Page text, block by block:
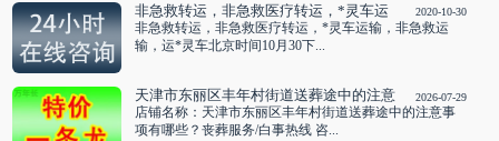
非急救转运，非急救医疗转运，*灵车运
输，非急救运输，运*灵车
2020-10-30
非急救转运，非急救医疗转运，*灵车运输，非急救运
输，运*灵车北京时间10月30下...
天津市东丽区丰年村街道送葬途中的注意
事项有哪些？丧葬服务/白事热线 咨询服
务
2026-07-29
店铺名称：天津市东丽区丰年村街道送葬途中的注意事
项有哪些？丧葬服务/白事热线 咨...